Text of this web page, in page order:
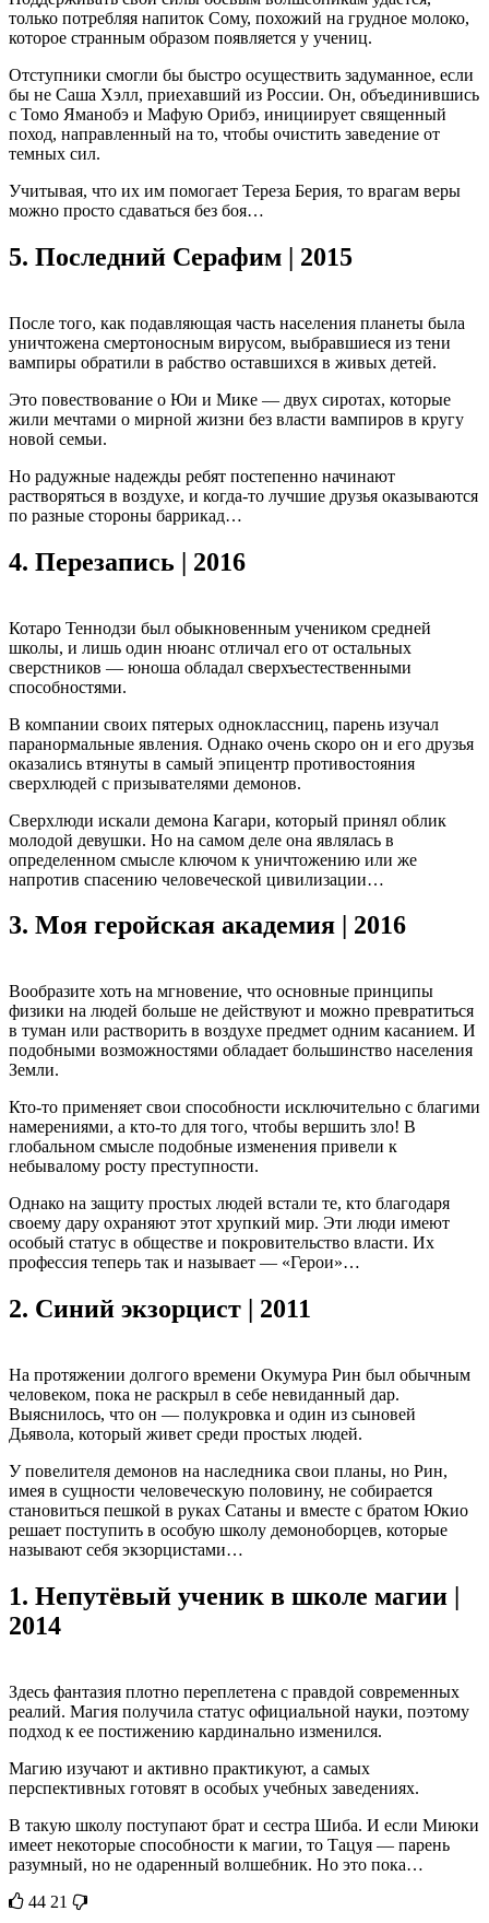
только потребляя напиток Сому, похожий на грудное молоко,
которое странным образом появляется у учениц.
Отступники смогли бы быстро осуществить задуманное, если
бы не Саша Хэлл, приехавший из России. Он, объединившись
с Томо Яманобэ и Мафую Орибэ, инициирует священный
поход, направленный на то, чтобы очистить заведение от
темных сил.
Учитывая, что их им помогает Тереза Берия, то врагам веры
можно просто сдаваться без боя…
5. Последний Серафим | 2015
После того, как подавляющая часть населения планеты была
уничтожена смертоносным вирусом, выбравшиеся из тени
вампиры обратили в рабство оставшихся в живых детей.
Это повествование о Юи и Мике — двух сиротах, которые
жили мечтами о мирной жизни без власти вампиров в кругу
новой семьи.
Но радужные надежды ребят постепенно начинают
растворяться в воздухе, и когда-то лучшие друзья оказываются
по разные стороны баррикад…
4. Перезапись | 2016
Котаро Теннодзи был обыкновенным учеником средней
школы, и лишь один нюанс отличал его от остальных
сверстников — юноша обладал сверхъестественными
способностями.
В компании своих пятерых одноклассниц, парень изучал
паранормальные явления. Однако очень скоро он и его друзья
оказались втянуты в самый эпицентр противостояния
сверхлюдей с призывателями демонов.
Сверхлюди искали демона Кагари, который принял облик
молодой девушки. Но на самом деле она являлась в
определенном смысле ключом к уничтожению или же
напротив спасению человеческой цивилизации…
3. Моя геройская академия | 2016
Вообразите хоть на мгновение, что основные принципы
физики на людей больше не действуют и можно превратиться
в туман или растворить в воздухе предмет одним касанием. И
подобными возможностями обладает большинство населения
Земли.
Кто-то применяет свои способности исключительно с благими
намерениями, а кто-то для того, чтобы вершить зло! В
глобальном смысле подобные изменения привели к
небывалому росту преступности.
Однако на защиту простых людей встали те, кто благодаря
своему дару охраняют этот хрупкий мир. Эти люди имеют
особый статус в обществе и покровительство власти. Их
профессия теперь так и называет — «Герои»…
2. Синий экзорцист | 2011
На протяжении долгого времени Окумура Рин был обычным
человеком, пока не раскрыл в себе невиданный дар.
Выяснилось, что он — полукровка и один из сыновей
Дьявола, который живет среди простых людей.
У повелителя демонов на наследника свои планы, но Рин,
имея в сущности человеческую половину, не собирается
становиться пешкой в руках Сатаны и вместе с братом Юкио
решает поступить в особую школу демоноборцев, которые
называют себя экзорцистами…
1. Непутёвый ученик в школе магии |
2014
Здесь фантазия плотно переплетена с правдой современных
реалий. Магия получила статус официальной науки, поэтому
подход к ее постижению кардинально изменился.
Магию изучают и активно практикуют, а самых
перспективных готовят в особых учебных заведениях.
В такую школу поступают брат и сестра Шиба. И если Миюки
имеет некоторые способности к магии, то Тацуя — парень
разумный, но не одаренный волшебник. Но это пока…
44 21